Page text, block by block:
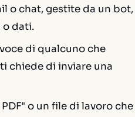
o chat, gestite da un bot,
o dati.
di qualcuno che
chiede di inviare una
o un file di lavoro che